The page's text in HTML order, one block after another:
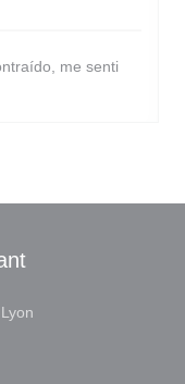
me senti
((otevře se v novém